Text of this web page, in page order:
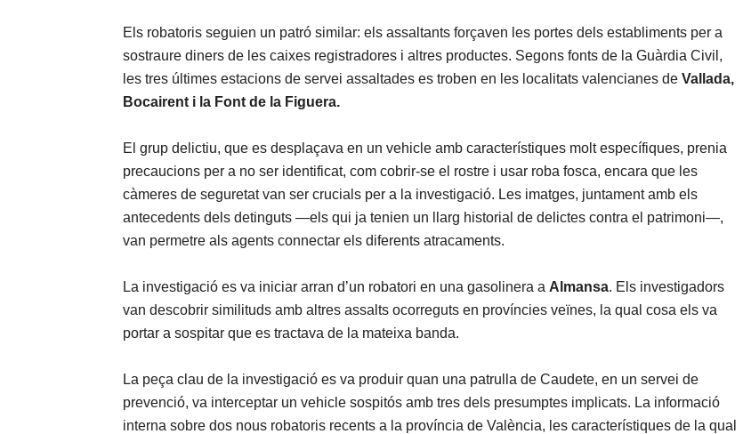
Els robatoris seguien un patró similar: els assaltants forçaven les portes dels establiments per a
sostraure diners de les caixes registradores i altres productes. Segons fonts de la Guàrdia Civil,
les tres últimes estacions de servei assaltades es troben en les localitats valencianes de Vallada,
Bocairent i la Font de la Figuera.
El grup delictiu, que es desplaçava en un vehicle amb característiques molt específiques, prenia
precaucions per a no ser identificat, com cobrir-se el rostre i usar roba fosca, encara que les
càmeres de seguretat van ser crucials per a la investigació. Les imatges, juntament amb els
antecedents dels detinguts —els qui ja tenien un llarg historial de delictes contra el patrimoni—,
van permetre als agents connectar els diferents atracaments.
La investigació es va iniciar arran d’un robatori en una gasolinera a Almansa. Els investigadors
van descobrir similituds amb altres assalts ocorreguts en províncies veïnes, la qual cosa els va
portar a sospitar que es tractava de la mateixa banda.
La peça clau de la investigació es va produir quan una patrulla de Caudete, en un servei de
prevenció, va interceptar un vehicle sospitós amb tres dels presumptes implicats. La informació
interna sobre dos nous robatoris recents a la província de València, les característiques de la qual